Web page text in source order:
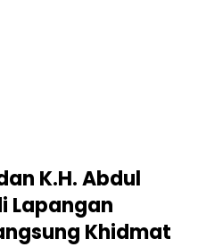
K.H. Abdul
Lapangan
Khidmat